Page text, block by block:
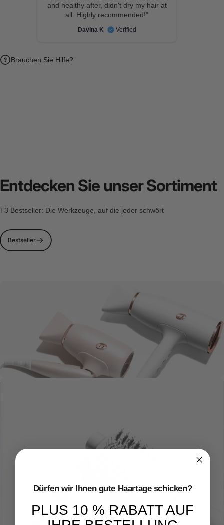
and healthy after, didn't dry my hair at
all. Highly recommended!"
Davina K Verified
Brauchen Sie Hilfe?
Entdecken Sie unser Sortiment
T3 Bestseller: Die Werkzeuge, auf die jeder schwört
Bestseller
kner
Dürfen wir Ihnen gute Haartage schicken?
PLUS 10 % RABATT AUF